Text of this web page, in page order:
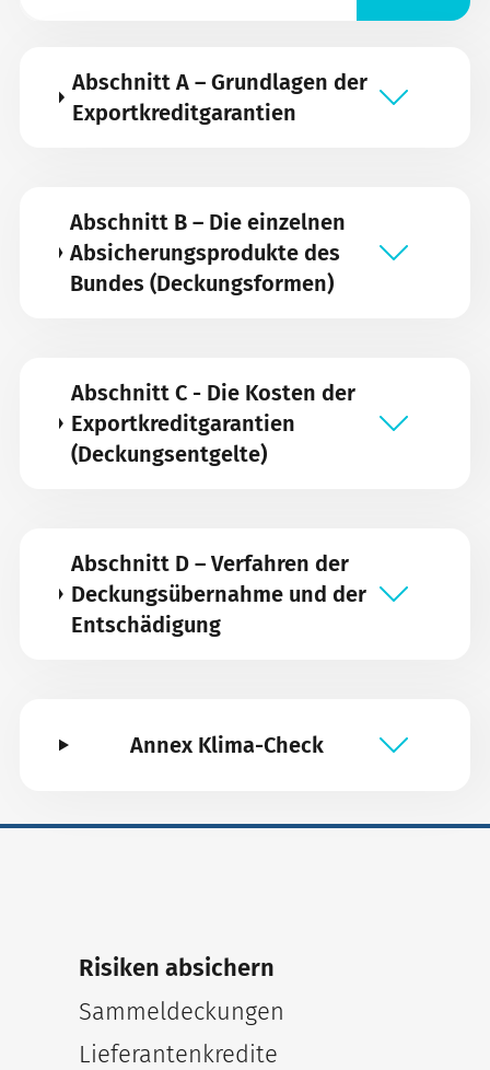
Abschnitt A – Grundlagen der
Exportkreditgarantien
Abschnitt B – Die einzelnen
Absicherungsprodukte des
Bundes (Deckungsformen)
Abschnitt C - Die Kosten der
Exportkreditgarantien
(Deckungsentgelte)
Abschnitt D – Verfahren der
Deckungsübernahme und der
Entschädigung
Annex Klima-Check
Risiken absichern
Sammeldeckungen
Lieferantenkredite